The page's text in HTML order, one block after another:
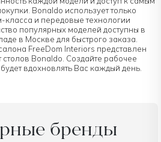
Bonaldo использует только
и передовые технологии
популярных моделей доступны в
в Москве для быстрого заказа.
FreeDom Interiors представлен
Bonaldo. Создайте рабочее
вдохновлять Вас каждый день.
бренды